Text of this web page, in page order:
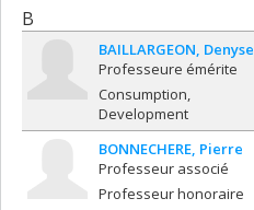
B
BAILLARGEON Denyse
Professeure émérite
Consumption
Development
BONNECHERE Pierre
Professeur associé
Professeur honoraire